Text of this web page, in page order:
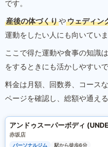
です。
産後の体づくりやウェディン
運動をしたい人にも向いていま
ここで得た運動や食事の知識
をするときにも活かしやすいで
料金は月額、回数券、コース
ページを確認し、総額や通え
赤坂店
パーソナルジム
駅から徒歩6分